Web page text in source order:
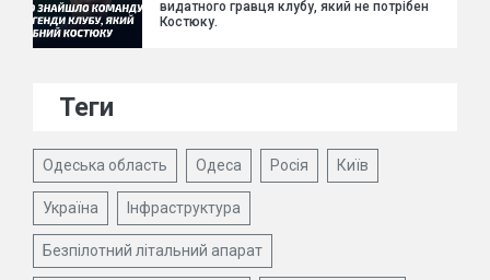
видатного гравця клубу, який не потрібен
Костюку.
Теги
Одеська область Одеса Росія Київ
Україна Інфраструктура
Безпілотний літальний апарат